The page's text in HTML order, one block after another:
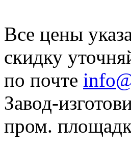
Все цены
скидку
по почте
Завод-
пром.